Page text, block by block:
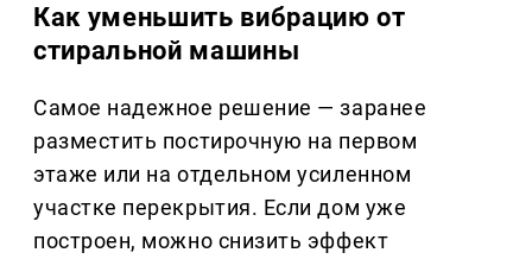
Как уменьшить вибрацию от
стиральной машины
Самое надежное решение — заранее
разместить постирочную на первом
этаже или на отдельном усиленном
участке перекрытия. Если дом уже
построен, можно снизить эффект